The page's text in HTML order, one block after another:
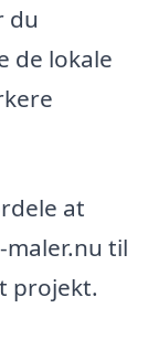
du
de lokale
at
til
projekt.